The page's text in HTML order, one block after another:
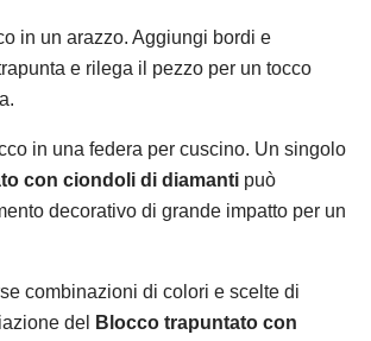
in un arazzo. Aggiungi bordi e
e rilega il pezzo per un tocco
in una federa per cuscino. Un singolo
con ciondoli di diamanti può
decorativo di grande impatto per un
combinazioni di colori e scelte di
del
Blocco trapuntato con